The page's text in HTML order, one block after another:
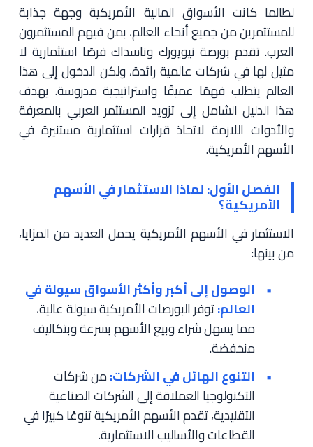
لطالما كانت الأسواق المالية الأمريكية وجهة جذابة
للمستثمرين من جميع أنحاء العالم، بمن فيهم المستثمرون
العرب. تقدم بورصة نيويورك وناسداك فرصًا استثمارية لا
مثيل لها في شركات عالمية رائدة، ولكن الدخول إلى هذا
العالم يتطلب فهمًا عميقًا واستراتيجية مدروسة. يهدف
هذا الدليل الشامل إلى تزويد المستثمر العربي بالمعرفة
والأدوات اللازمة لاتخاذ قرارات استثمارية مستنيرة في
الأسهم الأمريكية.
الفصل الأول: لماذا الاستثمار في الأسهم
الأمريكية؟
الاستثمار في الأسهم الأمريكية يحمل العديد من المزايا،
من بينها:
الوصول إلى أكبر وأكثر الأسواق سيولة في
العالم:توفر البورصات الأمريكية سيولة عالية،
مما يسهل شراء وبيع الأسهم بسرعة وبتكاليف
منخفضة.
التنوع الهائل في الشركات:من شركات
التكنولوجيا العملاقة إلى الشركات الصناعية
التقليدية، تقدم الأسهم الأمريكية تنوعًا كبيرًا في
القطاعات والأساليب الاستثمارية.